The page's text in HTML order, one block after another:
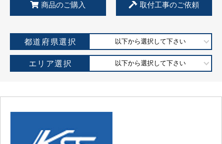
商品のご購入 取付工事のご依頼
都道府県選択 以下から選択して下さい
エリア選択 以下から選択して下さい